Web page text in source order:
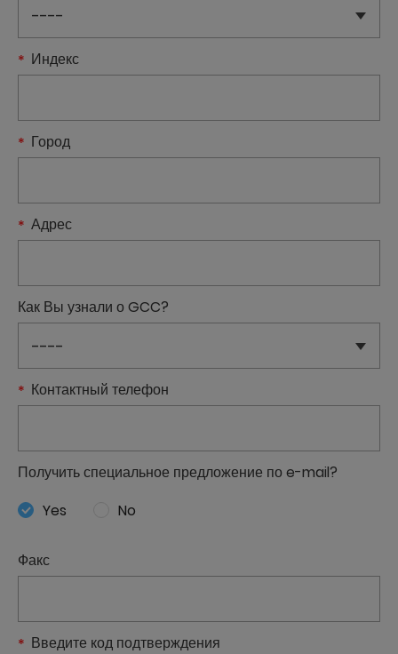
Индекс
Город
Адрес
Как Вы узнали о GCC?
Контактный телефон
Получить специальное предложение по e-mail?
Yes
No
Факс
Введите код подтверждения